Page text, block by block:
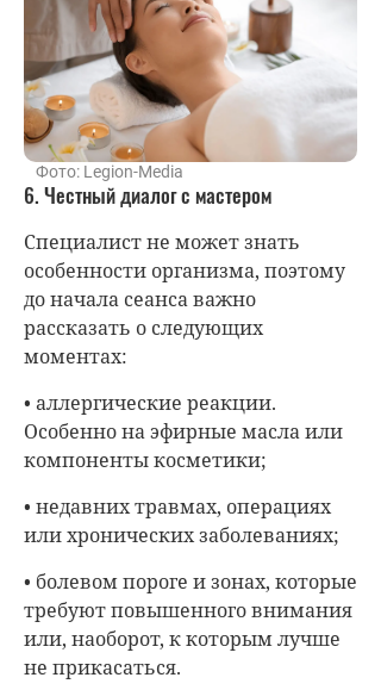
Фото: Legion-Media
6. Честный диалог с мастером
Специалист не может знать
особенности организма, поэтому
до начала сеанса важно
рассказать о следующих
моментах:
• аллергические реакции.
Особенно на эфирные масла или
компоненты косметики;
• недавних травмах, операциях
или хронических заболеваниях;
• болевом пороге и зонах, которые
требуют повышенного внимания
или, наоборот, к которым лучше
не прикасаться.